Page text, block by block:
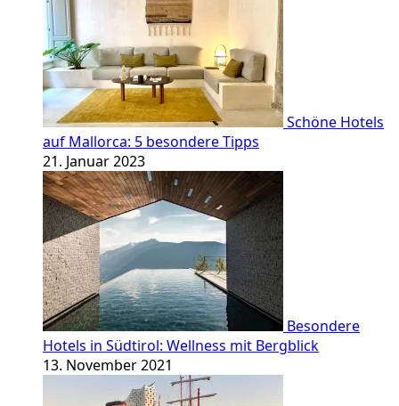
Schöne Hotels
auf Mallorca: 5 besondere Tipps
21. Januar 2023
Besondere
Hotels in Südtirol: Wellness mit Bergblick
13. November 2021